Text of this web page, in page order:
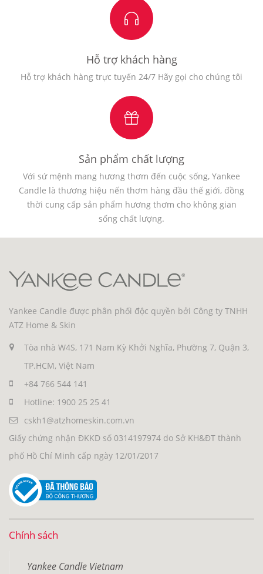
Hỗ trợ khách hàng
Hỗ trợ khách hàng trực tuyến 24/7 Hãy gọi cho chúng tôi
Sản phẩm chất lượng
Với sứ mệnh mang hương thơm đến cuộc sống, Yankee
Candle là thương hiệu nến thơm hàng đầu thế giới, đồng
thời cung cấp sản phẩm hương thơm cho không gian
sống chất lượng.
Yankee Candle được phân phối độc quyền bởi Công ty TNHH
ATZ Home & Skin
Tòa nhà W4S, 171 Nam Kỳ Khởi Nghĩa, Phường 7, Quận 3,
TP.HCM, Việt Nam
+84 766 544 141
Hotline: 1900 25 25 41
cskh1@atzhomeskin.com.vn
Giấy chứng nhận ĐKKD số 0314197974 do Sở KH&ĐT thành
phố Hồ Chí Minh cấp ngày 12/01/2017
Chính sách
Yankee Candle Vietnam